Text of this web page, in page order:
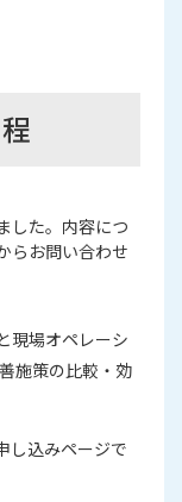
した。内容につ
らお問い合わせ
現場オペレーシ
施策の比較・効
し込みページで